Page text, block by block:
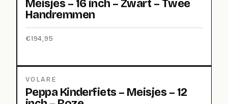
Meisjes – 16 inch – Zwart – Twee
Handremmen
€194,95
VOLARE
Peppa Kinderfiets – Meisjes – 12